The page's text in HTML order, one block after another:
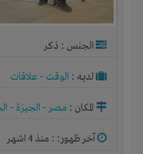
الجنس : ذكر
لديـه : الوقت - علاقات
المكان : مصر- الجيزة -
آخر ظهور: : منذ 4 اشهر